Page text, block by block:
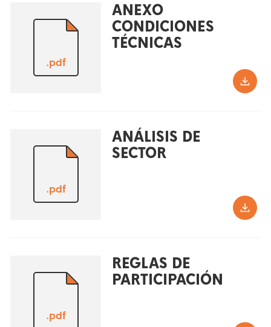
.pdf
ANEXO
CONDICIONES
TÉCNICAS
.pdf
ANÁLISIS DE
SECTOR
.pdf
REGLAS DE
PARTICIPACIÓN